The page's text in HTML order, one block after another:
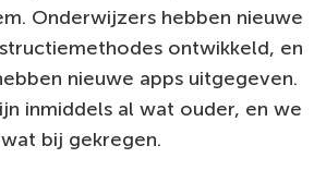
Onderwijzers hebben nieuwe
ontwikkeld, en
nieuwe apps uitgegeven.
inmiddels al wat ouder, en we
bij gekregen.